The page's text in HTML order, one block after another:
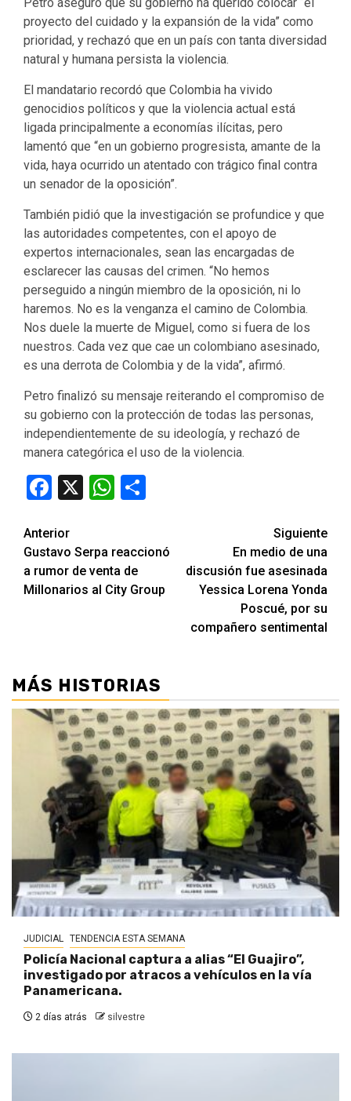
proyecto del cuidado y la expansión de la vida” como
prioridad, y rechazó que en un país con tanta diversidad
natural y humana persista la violencia.
El mandatario recordó que Colombia ha vivido
genocidios políticos y que la violencia actual está
ligada principalmente a economías ilícitas, pero
lamentó que “en un gobierno progresista, amante de la
vida, haya ocurrido un atentado con trágico final contra
un senador de la oposición”.
También pidió que la investigación se profundice y que
las autoridades competentes, con el apoyo de
expertos internacionales, sean las encargadas de
esclarecer las causas del crimen. “No hemos
perseguido a ningún miembro de la oposición, ni lo
haremos. No es la venganza el camino de Colombia.
Nos duele la muerte de Miguel, como si fuera de los
nuestros. Cada vez que cae un colombiano asesinado,
es una derrota de Colombia y de la vida”, afirmó.
Petro finalizó su mensaje reiterando el compromiso de
su gobierno con la protección de todas las personas,
independientemente de su ideología, y rechazó de
manera categórica el uso de la violencia.
Facebook
X WhatsApp
Seguir
leyendo
Anterior
Gustavo Serpa reaccionó
a rumor de venta de
Millonarios al City Group
Siguiente
En medio de una
discusión fue asesinada
Yessica Lorena Yonda
Poscué, por su
compañero sentimental
MÁS HISTORIAS
JUDICIAL TENDENCIA ESTA SEMANA
Policía Nacional captura a alias “El Guajiro”,
investigado por atracos a vehículos en la vía
Panamericana.
2 días atrás silvestre